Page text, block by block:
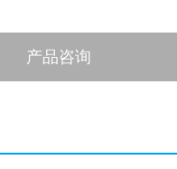
产品咨询